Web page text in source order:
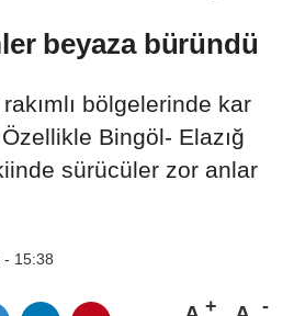
beyaza büründü
bölgelerinde kar
Bingöl- Elazığ
sürücüler zor anlar
- 15:38